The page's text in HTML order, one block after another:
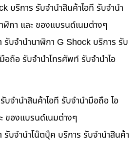
บริการ รับจำนำสินค้าไอที รับจำนำ
กา และ ของแบรนด์เนมต่างๆ
บจำนำนาฬิกา G Shock บริการ รับ
อถือ รับจำนำโทรศัพท์ รับจำนำไอ
จำนำสินค้าไอที รับจำนำมือถือ ไอ
ของแบรนด์เนมต่างๆ
บจำนำโน๊ตบุ๊ค บริการ รับจำนำสินค้า